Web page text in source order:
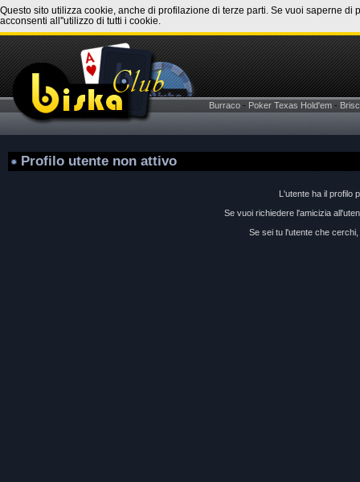
Questo sito utilizza cookie, anche di profilazione di terze parti. Se vuoi saperne
acconsenti all''utilizzo di tutti i cookie.
Burraco - Poker Texas Hold'em -
Profilo utente non attivo
L'utente ha il profilo
Se vuoi richiedere l'amicizia
Se sei tu l'utente che